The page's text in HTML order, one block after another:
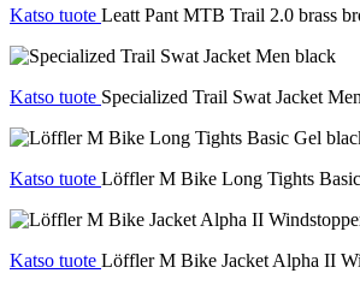
Katso tuote Leatt Pant MTB Trail 2.0 brass
Katso tuote Specialized Trail Swat Jacket
Katso tuote Löffler M Bike Long Tights
Katso tuote Löffler M Bike Jacket Alpha II